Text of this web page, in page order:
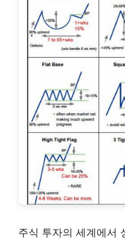
주식 투자의 세계에서